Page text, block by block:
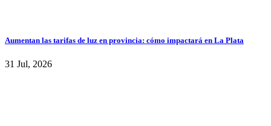
Aumentan las tarifas de luz en provincia: cómo impactará en La Plata
31 Jul, 2026